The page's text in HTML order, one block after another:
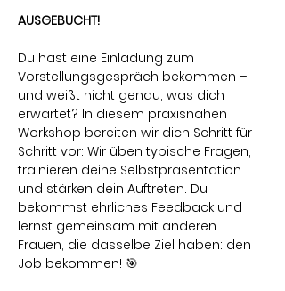
AUSGEBUCHT!
Du hast eine Einladung zum
Vorstellungsgespräch bekommen –
und weißt nicht genau, was dich
erwartet? In diesem praxisnahen
Workshop bereiten wir dich Schritt für
Schritt vor: Wir üben typische Fragen,
trainieren deine Selbstpräsentation
und stärken dein Auftreten. Du
bekommst ehrliches Feedback und
lernst gemeinsam mit anderen
Frauen, die dasselbe Ziel haben: den
Job bekommen! 🎯